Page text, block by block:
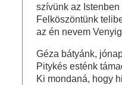
szívünk az Istenben
Felköszöntünk
az én nevem
Géza bátyánk,
Pitykés esténk
Ki mondaná, hogy